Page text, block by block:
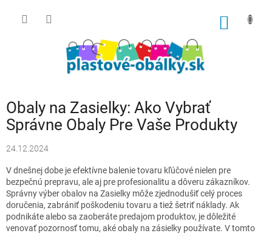
Obaly na Zasielky: Ako Vybrať
Správne Obaly Pre Vaše Produkty
24.12.2024
V dnešnej dobe je efektívne balenie tovaru kľúčové nielen pre
bezpečnú prepravu, ale aj pre profesionalitu a dôveru zákazníkov.
Správny výber obalov na Zasielky môže zjednodušiť celý proces
doručenia, zabrániť poškodeniu tovaru a tiež šetriť náklady. Ak
podnikáte alebo sa zaoberáte predajom produktov, je dôležité
venovať pozornosť tomu, aké obaly na zásielky používate. V tomto